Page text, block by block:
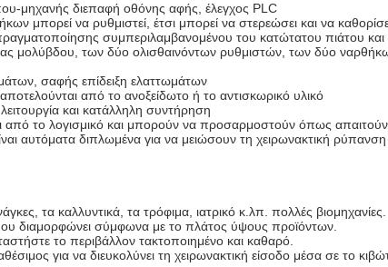
μηχανής διεπαφή οθόνης αφής, έλεγχος PLC
μπορεί να ρυθμιστεί, έτσι μπορεί να στερεώσει και να
συμπεριλαμβανομένου του κατώτατου πιάτου
μολύβδου, των δύο ολισθαινόντων ρυθμιστών, των δύο
σαφής επίδειξη ελαττωμάτων
από το ανοξείδωτο ή το αντισκωρικό υλικό
και κατάλληλη συντήρηση
από το λογισμικό και μπορούν να προσαρμοστούν όπως
αυτόματα διπλωμένα για να μειώσουν τη χειρωνακτική
τα καλλυντικά, τα τρόφιμα, ιατρικό κ.λπ. πολλές βιομηχανίες.
διαμορφώνει σύμφωνα με το πλάτος ύψους προϊόντων.
το περιβάλλον τακτοποιημένο και καθαρό.
για να διευκολύνει τη χειρωνακτική είσοδο μέσα σε το